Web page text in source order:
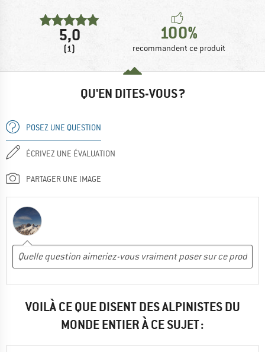
5,0
(1)
100%
recommandent ce produit
QU'EN DITES-VOUS ?
POSEZ UNE QUESTION
ÉCRIVEZ UNE ÉVALUATION
PARTAGER UNE IMAGE
VOILÀ CE QUE DISENT DES ALPINISTES DU
MONDE ENTIER À CE SUJET :